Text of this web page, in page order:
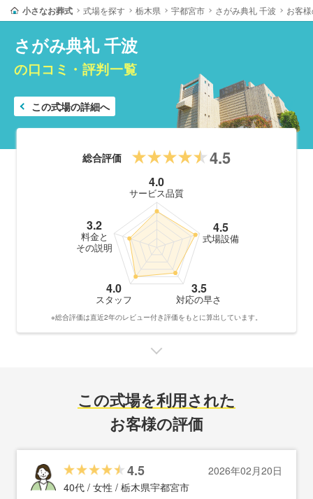
小さなお葬式 式場を探す 栃木県 宇都宮市 さがみ典礼 千波 お客
さがみ典礼 千波
の口コミ・評判一覧
この式場の詳細へ
総合評価 4.5
4.0
サービス品質
4.5
式場設備
3.5
対応の早さ
4.0
スタッフ
3.2
料金と
その説明
※総合評価は直近2年のレビュー付き評価をもとに算出しています。
この式場を利用された
お客様の評価
4.5
2026年02月20日
40代 / 女性 / 栃木県宇都宮市